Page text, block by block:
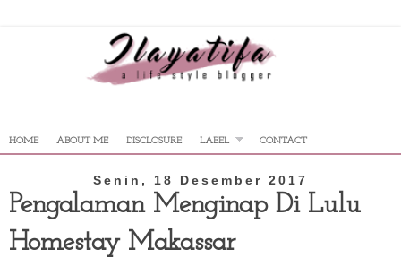
HOME ABOUT ME DISCLOSURE LABEL CONTACT
Senin, 18 Desember 2017
Pengalaman Menginap Di Lulu
Homestay Makassar